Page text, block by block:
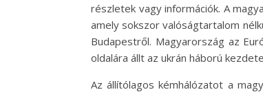
részletek vagy információk. A
amely sokszor valóságtartalom
Budapestről. Magyarország az
oldalára állt az ukrán háború
Az állítólagos kémhálózatot a